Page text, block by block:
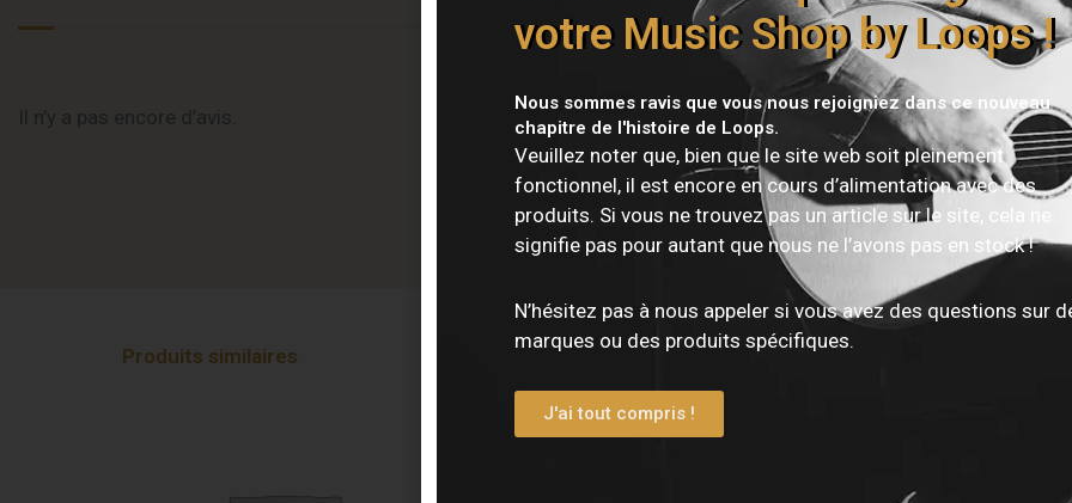
Vous devez être connectépour publier un avis.
Produits similaires
votre Music Shop by Loops !
Nous sommes ravis que vous nous rejoigniez dans ce nouveau
chapitre de l'histoire de Loops.
Veuillez noter que, bien que le site web soit pleinement
fonctionnel, il est encore en cours d’alimentation avec des
produits. Si vous ne trouvez pas un article sur le site, cela ne
signifie pas pour autant que nous ne l’avons pas en stock !
N’hésitez pas à nous appeler si vous avez des questions sur
marques ou des produits spécifiques.
J'ai tout compris !